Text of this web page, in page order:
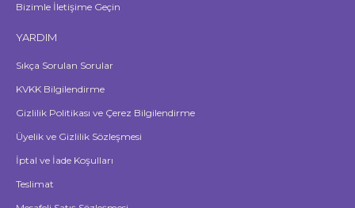
Bizimle İletişime Geçin
YARDIM
Sıkça Sorulan Sorular
KVKK Bilgilendirme
Gizlilik Politikası ve Çerez Bilgilendirme
Üyelik ve Gizlilik Sözleşmesi
İptal ve İade Koşulları
Teslimat